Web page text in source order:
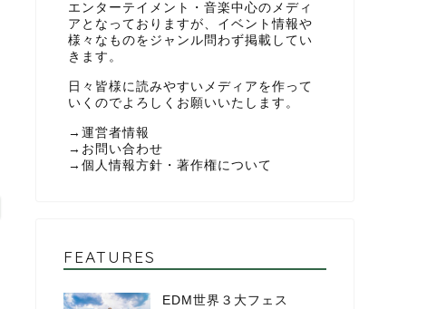
エンターテイメント・音楽中心のメディ
アとなっておりますが、イベント情報や
様々なものをジャンル問わず掲載してい
きます。
日々皆様に読みやすいメディアを作って
いくのでよろしくお願いいたします。
→ 運営者情報
→ お問い合わせ
→ 個人情報方針・著作権について
FEATURES
EDM世界３大フェス